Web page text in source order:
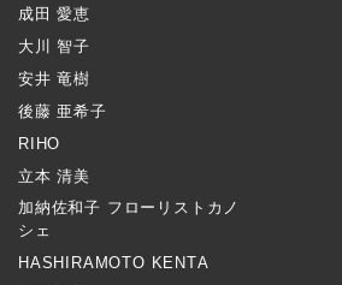
成田 愛恵
大川 智子
安井 竜樹
後藤 亜希子
RIHO
立本 清美
加納佐和子 フローリストカノ
シェ
HASHIRAMOTO KENTA